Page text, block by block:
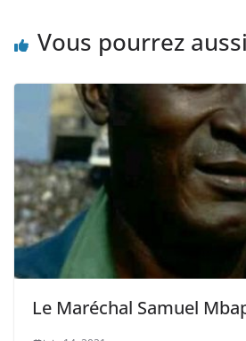
Vous pourrez
Le Maréchal Samuel